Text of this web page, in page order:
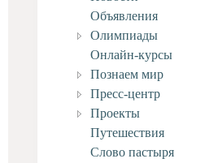
Объявления
Олимпиады
Онлайн-курсы
Познаем мир
Пресс-центр
Проекты
Путешествия
Слово пастыря